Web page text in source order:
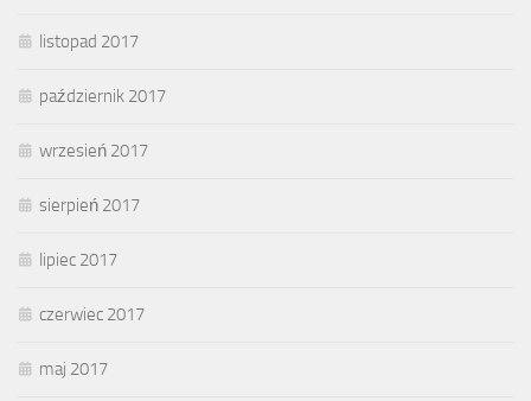
listopad 2017
październik 2017
wrzesień 2017
sierpień 2017
lipiec 2017
czerwiec 2017
maj 2017